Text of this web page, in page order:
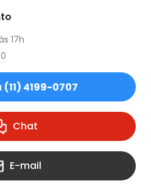
17h
(11) 4199-0707
Chat
E-mail